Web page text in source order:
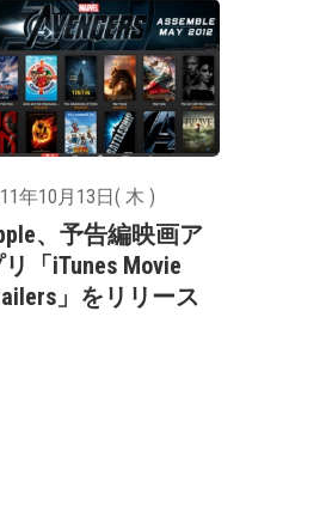
年10月13日( 木 )
、予告編映画ア
「iTunes Movie
」をリリース